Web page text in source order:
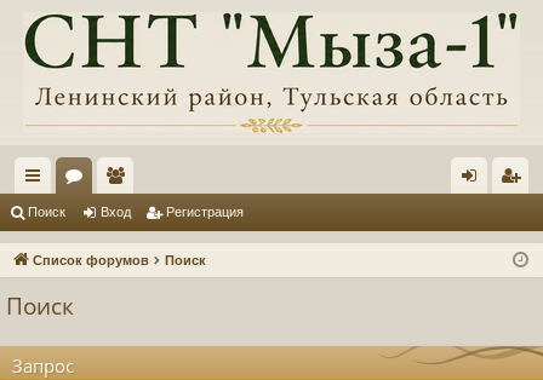
с
ы ум
ол
ьз д ис
ия
Поиск Вход Регистрация
Список форумов Поиск
Поиск
Запрос